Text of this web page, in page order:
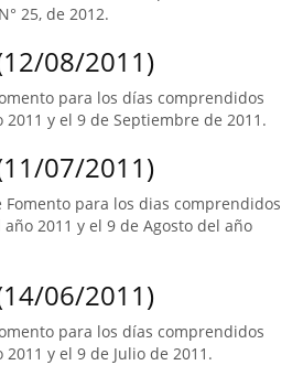
25, de 2012.
08/2011)
para los días comprendidos
y el 9 de Septiembre de 2011.
07/2011)
para los dias comprendidos
2011 y el 9 de Agosto del año
06/2011)
para los días comprendidos
y el 9 de Julio de 2011.